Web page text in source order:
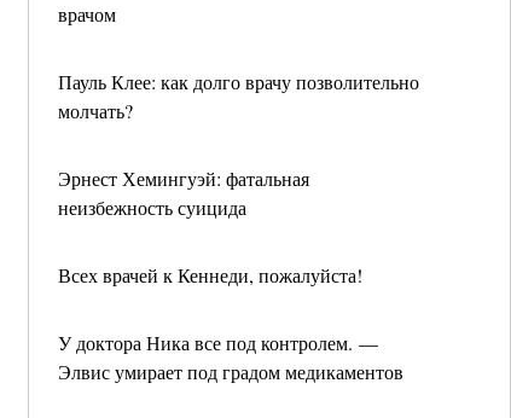
врачом
Пауль Клее: как долго врачу позволительно
молчать?
Эрнест Хемингуэй: фатальная
неизбежность суицида
Всех врачей к Кеннеди, пожалуйста!
У доктора Ника все под контролем. —
Элвис умирает под градом медикаментов